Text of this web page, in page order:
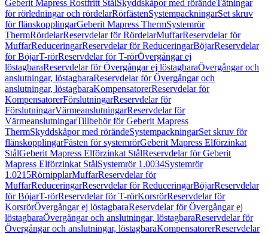
Geberit Mapress Rostfritt StålSkyddskåpor med rörändeTätningar
för rörledningar och rördelarRörfästenSystempackningarSet skruv
för flänskopplingarGeberit Mapress ThermSystemrör
ThermRördelarReservdelar för RördelarMuffarReservdelar för
MuffarReduceringarReservdelar för ReduceringarBöjarReservdelar
för BöjarT-rörReservdelar för T-rörÖvergångar ej
löstagbaraReservdelar för Övergångar ej löstagbaraÖvergångar och
anslutningar, löstagbaraReservdelar för Övergångar och
anslutningar, löstagbaraKompensatorerReservdelar för
KompensatorerFörslutningarReservdelar för
FörslutningarVärmeanslutningarReservdelar för
VärmeanslutningarTillbehör för Geberit Mapress
ThermSkyddskåpor med rörändeSystempackningarSet skruv för
flänskopplingarFästen för systemrörGeberit Mapress Elförzinkat
StålGeberit Mapress Elförzinkat StålReservdelar för Geberit
Mapress Elförzinkat StålSystemrör 1.0034Systemrör
1.0215RörnipplarMuffarReservdelar för
MuffarReduceringarReservdelar för ReduceringarBöjarReservdelar
för BöjarT-rörReservdelar för T-rörKorsrörReservdelar för
KorsrörÖvergångar ej löstagbaraReservdelar för Övergångar ej
löstagbaraÖvergångar och anslutningar, löstagbaraReservdelar för
Övergångar och anslutningar, löstagbaraKompensatorerReservdelar